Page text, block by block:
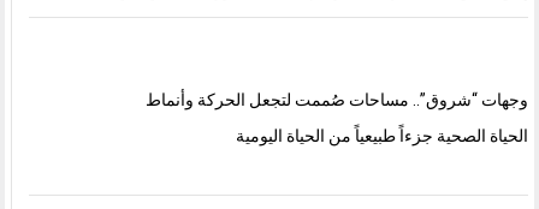
وجهات “شروق”.. مساحات صُممت لتجعل الحركة وأنماط
الحياة الصحية جزءاً طبيعياً من الحياة اليومية